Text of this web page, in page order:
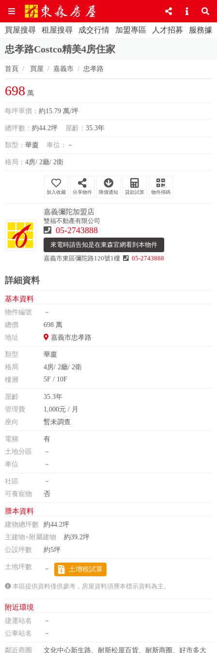
買屋搜尋 租屋搜尋 成交行情 加盟專區 人才招募 服務據
忠孝路Costco精美4房住家
首頁 買屋 嘉義市 忠孝路
698 萬
每坪單價： 約15.79 萬/坪
總坪數： 約44.2坪 屋齡： 35.3年
類型： 華廈 車位： －
格局： 4房/ 2廳/ 2衛
分享物件 降價通知 貸款試算 物件掃碼
嘉義彌陀加盟店
雙福不動產有限公司
05-2743888
來電時請告知是在東森官網看到本物件
嘉義市東區彌陀路120號1樓
05-2743888
詳細資料
基本資料
物件編號
－
總價
698 萬
地址
嘉義市忠孝路
類型
華廈
格局
4房/ 2廳/ 2衛
樓層
5F / 10F
屋齡
35.3年
管理費
1,000元 / 月
座向
暫未調查
電梯
有
土地分區
－
車位
－
社區
－
可養寵物
否
謄本資料
建物總坪數
約44.2坪
主建物+附屬建物
約39.2坪
公設坪數
約5坪
土地坪數 － 土增稅試算
本區提供資料僅供參考，房屋資料須謄本標示資料為主。
附近環境
捷運站名
－
公車站名
－
鄰近商圈 文化中心新生路、耐斯松屋百貨、耐斯商圈、好市多大